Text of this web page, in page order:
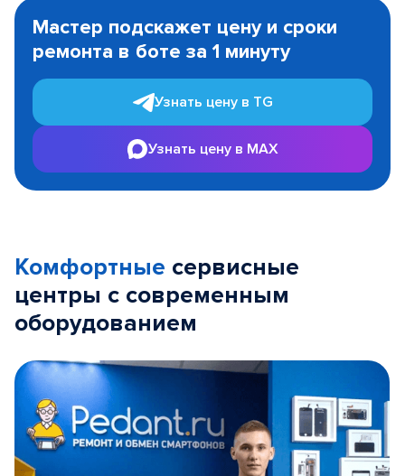
1
Мастер подскажет цену и сроки
ремонта в боте за 1 минуту
Узнать цену в TG
Узнать цену в MAX
Комфортные сервисные
центры с современным
оборудованием